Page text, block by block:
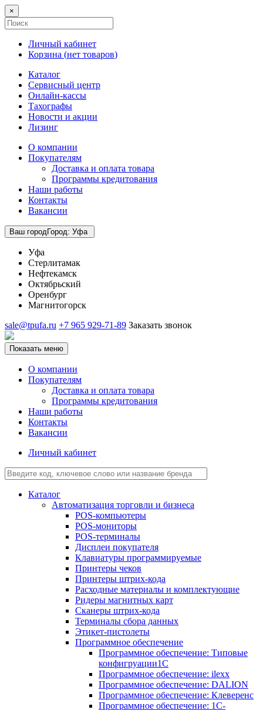
×
Личный кабинет
Корзина (нет товаров)
Каталог
Сервисный центр
Онлайн-кассы
Тахографы
Новости и акции
Лизинг
О компании
Покупателям
Доставка и оплата товара
Программы кредитования
Наши работы
Контакты
Вакансии
Ваш городГород: Уфа
Уфа
Стерлитамак
Нефтекамск
Октябрьский
Оренбург
Магнитогорск
sale@tpufa.ru +7 965 929-71-89 Заказать звонок
Показать меню
О компании
Покупателям
Доставка и оплата товара
Программы кредитования
Наши работы
Контакты
Вакансии
Личный кабинет
Каталог
Автоматизация торговли и бизнеса
POS-компьютеры
POS-мониторы
POS-терминалы
Дисплеи покупателя
Клавиатуры программируемые
Принтеры чеков
Принтеры штрих-кода
Расходные материалы и комплектующие
Ридеры магнитных карт
Сканеры штрих-кода
Терминалы сбора данных
Этикет-пистолеты
Программное обеспечение
Программное обеспечение: Типовые
конфигруации1С
Программное обеспечение: ilexx
Программное обеспечение: DALION
Программное обеспечение: Клеверенс
Программное обеспечение: 1С-